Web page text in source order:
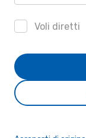
Voli diretti